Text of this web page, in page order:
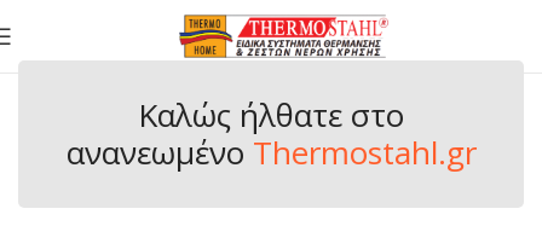
Καλώς ήλθατε στo
ανανεωμένο Thermostahl.gr